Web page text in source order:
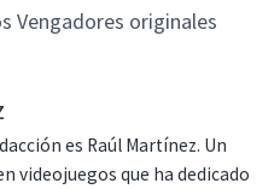
Vengadores originales
es Raúl Martínez. Un
videojuegos que ha dedicado